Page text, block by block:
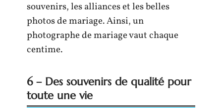
souvenirs, les alliances et les belles
photos de mariage. Ainsi, un
photographe de mariage vaut chaque
centime.
6 – Des souvenirs de qualité pour
toute une vie